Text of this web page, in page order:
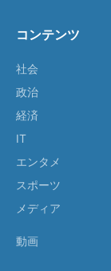
コンテンツ
社会
政治
経済
IT
エンタメ
スポーツ
メディア
動画